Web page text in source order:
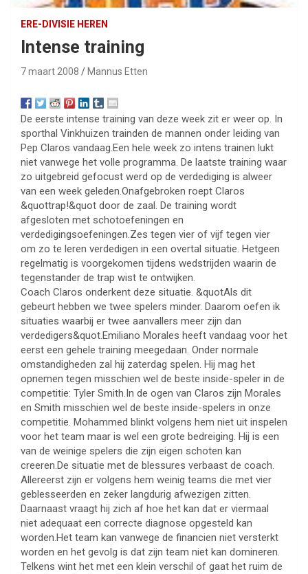
ERE-DIVISIE HEREN
Intense training
7 maart 2008 Mannus Etten
De eerste intense training van deze week zit er weer op. In
sporthal Vinkhuizen trainden de mannen onder leiding van
Pep Claros vandaag.Een hele week zo intens trainen lukt
niet vanwege het volle programma. De laatste training waar
zo uitgebreid gefocust werd op de verdediging is alweer
van een week geleden.Onafgebroken roept Claros
&quottrap!&quot door de zaal. De training wordt
afgesloten met schotoefeningen en
verdedigingsoefeningen.Zes tegen vier of vijf tegen vier
om zo te leren verdedigen in een overtal situatie. Hetgeen
regelmatig is voorgekomen tijdens wedstrijden waarin de
tegenstander de trap wist te ontwijken.
Coach Claros onderkent deze situatie. &quotAls dit
gebeurt hebben we twee spelers minder. Daarom oefen ik
situaties waarbij er twee aanvallers meer zijn dan
verdedigers&quot.Emiliano Morales heeft vandaag voor het
eerst een gehele training meegedaan. Onder normale
omstandigheden zal hij zaterdag spelen. Hij mag het
opnemen tegen misschien wel de beste inside-speler in de
competitie: Tyler Smith.In de ogen van Claros zijn Morales
en Smith misschien wel de beste inside-spelers in onze
competitie. Mohammed blinkt volgens hem niet uit inspelen
voor het team maar is wel een grote bedreiging. Hij is een
van de weinige spelers die zijn eigen schoten kan
creeren.De situatie met de blessures verbaast de coach.
Allereerst zijn er volgens hem weinig teams die met vier
geblesseerden en zeker langdurig afwezigen zitten.
Daarnaast vraagt hij zich af hoe het kan dat er viermaal
niet adequaat een correcte diagnose opgesteld kan
worden.Het team kan vanwege de financien niet versterkt
worden en het gevolg is dat zijn team niet kan domineren.
Telkens wint het met een klein verschil of gaat het ruim de